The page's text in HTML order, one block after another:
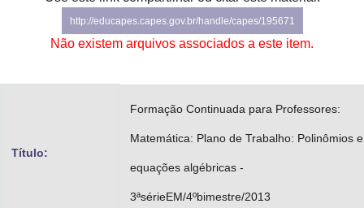
Advocacia-Geral da União
Banco Central do Brasil
Planalto
http://educapes.capes.gov.br/handle/capes/195671
Não existem arquivos associados a este item.
Título:
Formação Continuada para Professores:
Matemática: Plano de Trabalho: Polinômios e
equações algébricas -
3ªsérieEM/4ºbimestre/2013